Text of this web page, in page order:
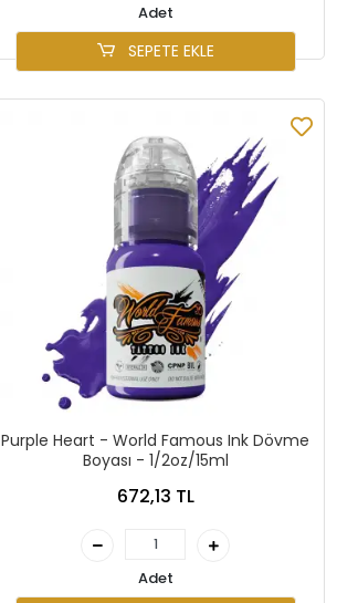
Adet
SEPETE EKLE
Purple Heart - World Famous Ink Dövme
Boyası - 1/2oz/15ml
672,13 TL
Adet